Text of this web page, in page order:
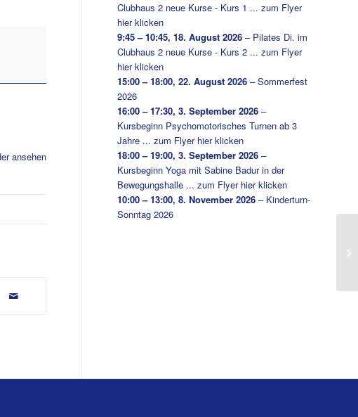
ansehen
Clubhaus 2 neue Kurse - Kurs 1 ... zum Flyer
hier klicken
9:45 – 10:45,18. August 2026 – Pilates Di. im
Clubhaus 2 neue Kurse - Kurs 2 ... zum Flyer
hier klicken
15:00 – 18:00,22. August 2026 –Sommerfest
2026
16:00 – 17:30,3. September 2026 –
Kursbeginn Psychomotorisches Turnen ab 3
Jahre ... zum Flyer hier klicken
18:00 – 19:00,3. September 2026 –
Kursbeginn Yoga mit Sabine Badur in der
Bewegungshalle ... zum Flyer hier klicken
10:00 – 13:00,8. November 2026 – Kinderturn-
Sonntag 2026